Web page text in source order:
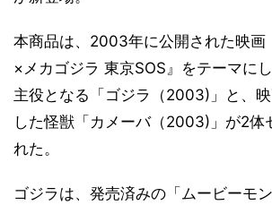
本商品は、2003年に公開された映画
×メカゴジラ 東京SOS』をテーマに
主役となる「ゴジラ（2003)」と、
した怪獣「カメーバ（2003)」が2体
れた。
ゴジラは、発売済みの「ムービーモ